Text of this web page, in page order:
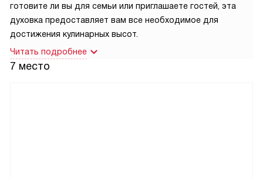
готовите ли вы для семьи или приглашаете гостей, эта
духовка предоставляет вам все необходимое для
достижения кулинарных высот.
Читать подробнее
7 место